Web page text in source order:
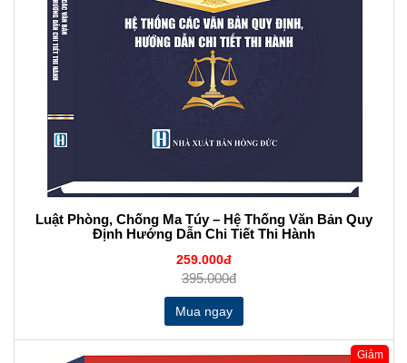
Luật Phòng, Chống Ma Túy – Hệ Thống Văn Bản Quy
Định Hướng Dẫn Chi Tiết Thi Hành
259.000đ
395.000đ
Giảm